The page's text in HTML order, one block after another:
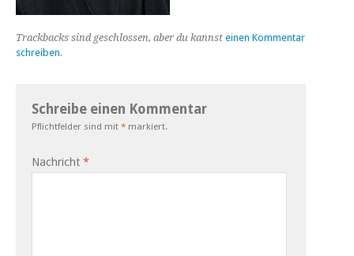
Trackbacks sind geschlossen, aber du kannst einen Kommentar
schreiben.
Schreibe einen Kommentar
Pflichtfelder sind mit * markiert.
Nachricht *